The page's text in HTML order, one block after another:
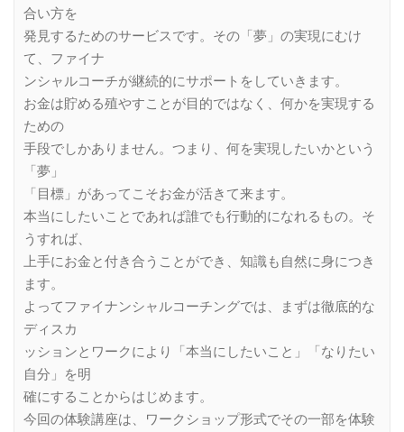
合い方を
発見するためのサービスです。その「夢」の実現にむけ
て、ファイナ
ンシャルコーチが継続的にサポートをしていきます。
お金は貯める殖やすことが目的ではなく、何かを実現する
ための
手段でしかありません。つまり、何を実現したいかという
「夢」
「目標」があってこそお金が活きて来ます。
本当にしたいことであれば誰でも行動的になれるもの。そ
うすれば、
上手にお金と付き合うことができ、知識も自然に身につき
ます。
よってファイナンシャルコーチングでは、まずは徹底的な
ディスカ
ッションとワークにより「本当にしたいこと」「なりたい
自分」を明
確にすることからはじめます。
今回の体験講座は、ワークショップ形式でその一部を体験